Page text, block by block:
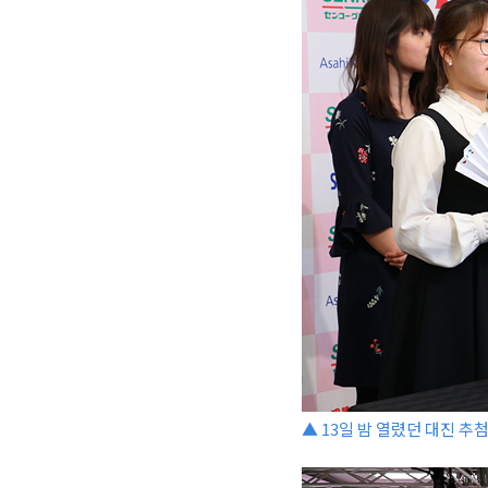
▲ 13일 밤 열렸던 대진 추